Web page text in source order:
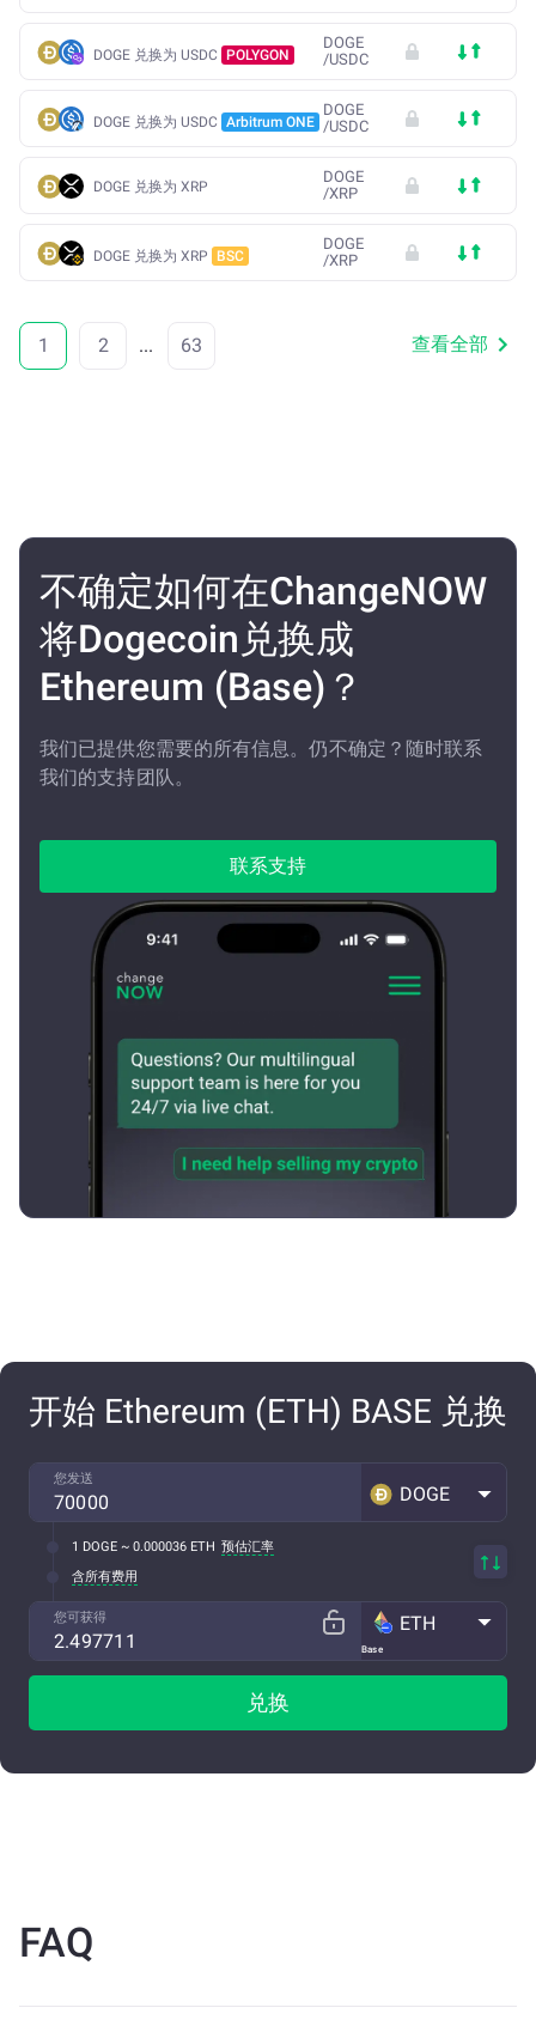
DOGE 兑换为 USDC POLYGON
DOGE
/USDC
DOGE 兑换为 USDC Arbitrum ONE
DOGE
/USDC
DOGE 兑换为 XRP
DOGE
/XRP
DOGE 兑换为 XRP BSC
DOGE
/XRP
1 2 ... 63 查看全部
不确定如何在ChangeNOW
将Dogecoin兑换成
Ethereum (Base)？
我们已提供您需要的所有信息。仍不确定？随时联系
我们的支持团队。
联系支持
开始 Ethereum (ETH) BASE 兑换
您发送
DOGE
1 DOGE ~ 0.000036 ETH 预估汇率
含所有费用
您可获得
Base
ETH
兑换
FAQ